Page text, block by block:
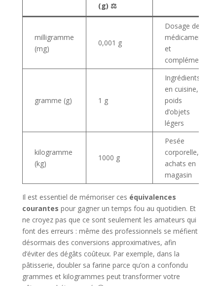
(g) ⚖️
milligramme
(mg)
0,001 g
Dosage de
médicaments
et
compléments
gramme (g) 1 g
Ingrédients
en cuisine,
poids
d’objets
légers
kilogramme
(kg)
1000 g
Pesée
corporelle,
achats en
magasin
Il est essentiel de mémoriser ces équivalences
courantes pour gagner un temps fou au quotidien. Et
ne croyez pas que ce sont seulement les amateurs qui
font des erreurs : même des professionnels se méfient
désormais des conversions approximatives, afin
d’éviter des dégâts coûteux. Par exemple, dans la
pâtisserie, doubler sa farine parce qu’on a confondu
grammes et kilogrammes peut transformer votre